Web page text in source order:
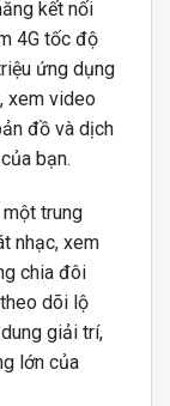
kết nối
4G tốc độ
ứng dụng
xem video
đồ và dịch
bạn.
trung
nhạc, xem
chia đôi
dõi lộ
giải trí,
lớn của